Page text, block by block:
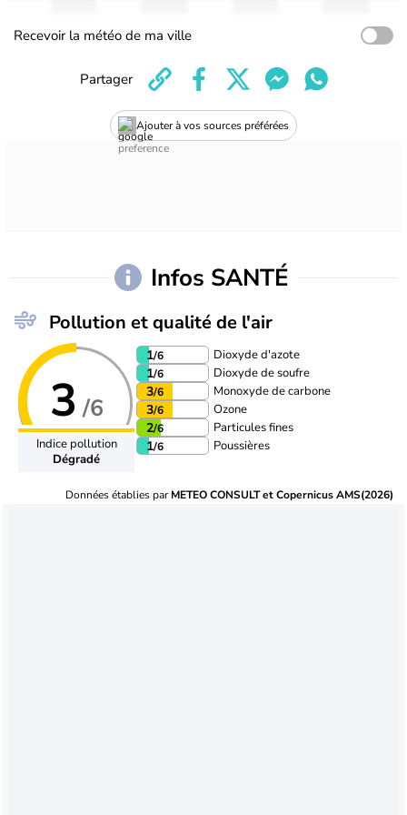
Recevoir la météo de ma ville
Ajouter à vos sources préférées
Partager
Infos SANTÉ
Pollution et qualité de l'air
3 /6
Indice pollution
Dégradé
1/6 Dioxyde d'azote
1/6 Dioxyde de soufre
3/6 Monoxyde de carbone
3/6 Ozone
2/6 Particules fines
1/6 Poussières
Données établies parMETEO CONSULT et Copernicus AMS(2026)